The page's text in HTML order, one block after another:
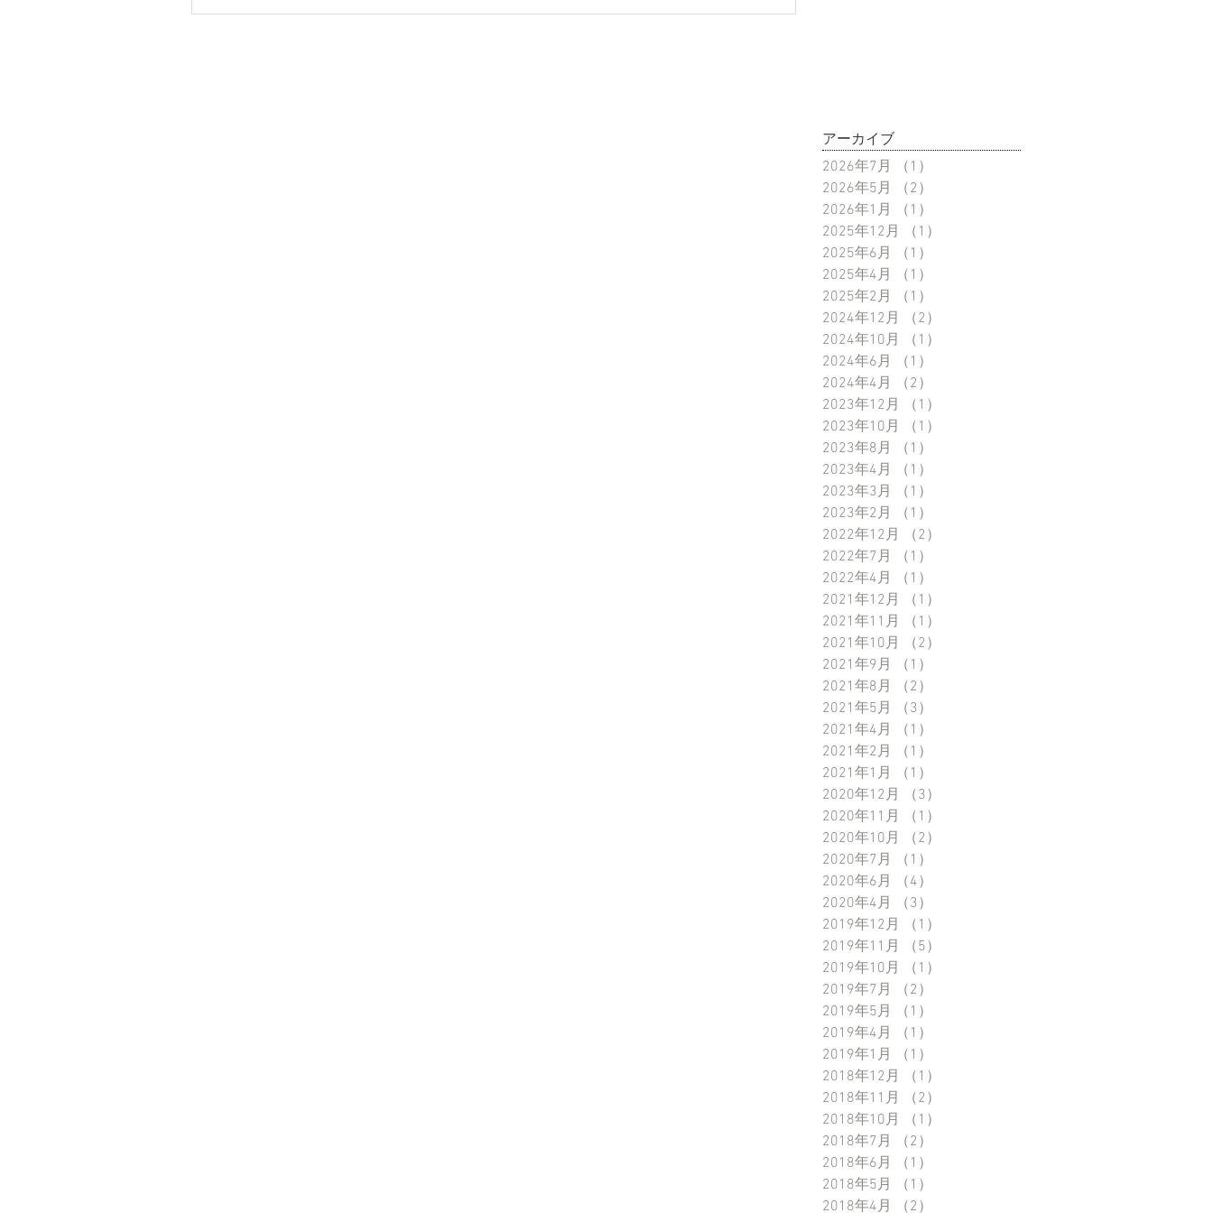
アーカイブ
2026年7月 （1）
2026年5月
（2）
2026年1月
（1）
2025年12月
（1）
2025年6月
（1）
2025年4月
（1）
2025年2月
（1）
2024年12月
（2）
2024年10月
（1）
2024年6月
（1）
2024年4月
（2）
2023年12月
（1）
2023年10月
（1）
2023年8月
（1）
2023年4月
（1）
2023年3月
（1）
2023年2月
（1）
2022年12月
（2）
2022年7月
（1）
2022年4月
（1）
2021年12月
（1）
2021年11月
（1）
2021年10月
（2）
2021年9月
（1）
2021年8月
（2）
2021年5月
（3）
2021年4月
（1）
2021年2月
（1）
2021年1月
（1）
2020年12月
（3）
2020年11月
（1）
2020年10月
（2）
2020年7月
（1）
2020年6月
（4）
2020年4月
（3）
2019年12月
（1）
2019年11月
（5）
2019年10月
（1）
2019年7月
（2）
2019年5月
（1）
2019年4月
（1）
2019年1月
（1）
2018年12月
（1）
2018年11月
（2）
2018年10月
（1）
2018年7月
（2）
2018年6月
（1）
2018年5月
（1）
2018年4月
（2）